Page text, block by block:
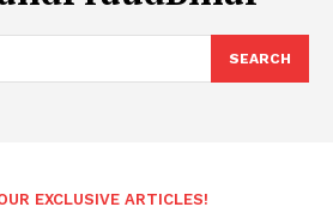
SEARCH
EXCLUSIVE ARTICLES!